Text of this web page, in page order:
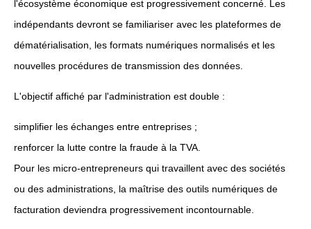
l'écosystème économique est progressivement concerné. Les
indépendants devront se familiariser avec les plateformes de
dématérialisation, les formats numériques normalisés et les
nouvelles procédures de transmission des données.
L'objectif affiché par l'administration est double :
simplifier les échanges entre entreprises ;
renforcer la lutte contre la fraude à la TVA.
Pour les micro-entrepreneurs qui travaillent avec des sociétés
ou des administrations, la maîtrise des outils numériques de
facturation deviendra progressivement incontournable.